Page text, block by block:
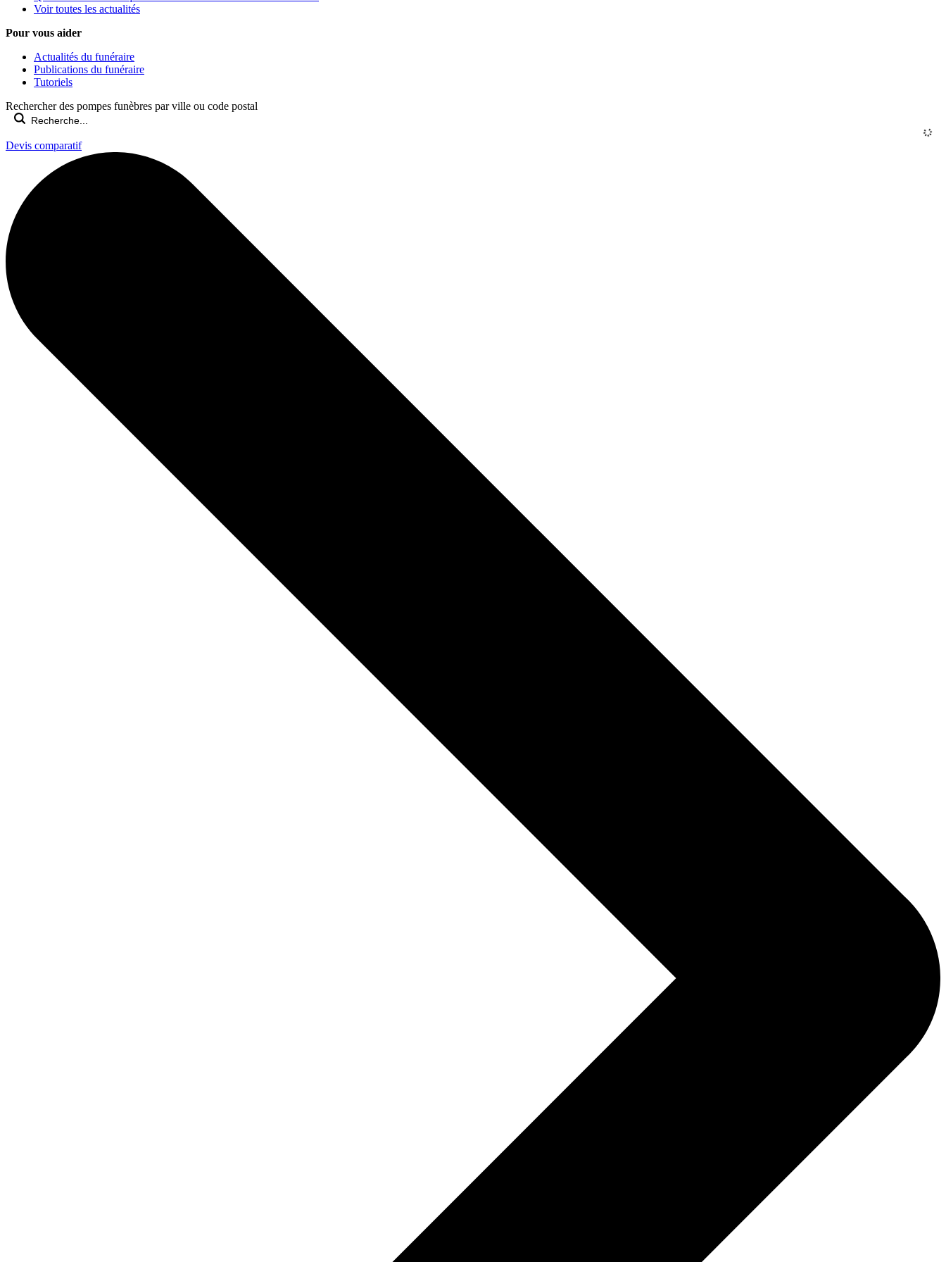
Voir toutes les actualités
Pour vous aider
Actualités du funéraire
Publications du funéraire
Tutoriels
Rechercher des pompes funèbres par ville ou code postal
Devis comparatif